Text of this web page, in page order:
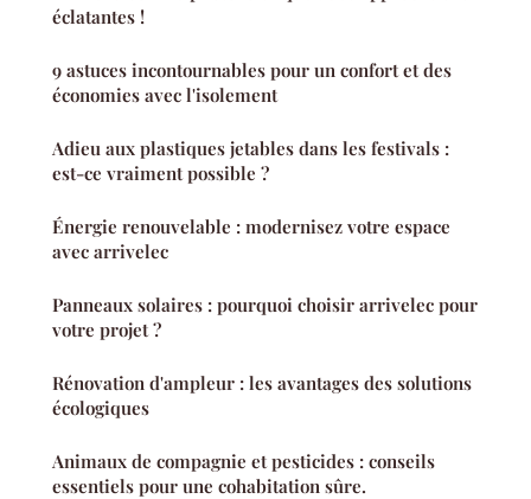
éclatantes !
9 astuces incontournables pour un confort et des
économies avec l'isolement
Adieu aux plastiques jetables dans les festivals :
est-ce vraiment possible ?
Énergie renouvelable : modernisez votre espace
avec arrivelec
Panneaux solaires : pourquoi choisir arrivelec pour
votre projet ?
Rénovation d'ampleur : les avantages des solutions
écologiques
Animaux de compagnie et pesticides : conseils
essentiels pour une cohabitation sûre.